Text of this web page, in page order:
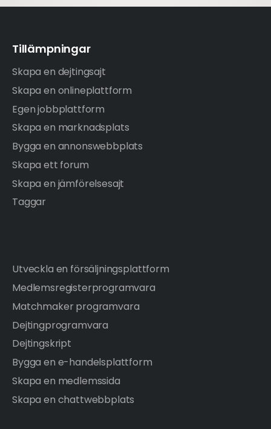
Tillämpningar
Skapa en dejtingsajt
Skapa en onlineplattform
Egen jobbplattform
Skapa en marknadsplats
Bygga en annonswebbplats
Skapa ett forum
Skapa en jämförelsesajt
Taggar
Utveckla en försäljningsplattform
Medlemsregisterprogramvara
Matchmaker programvara
Dejtingprogramvara
Dejtingskript
Bygga en e-handelsplattform
Skapa en medlemssida
Skapa en chattwebbplats